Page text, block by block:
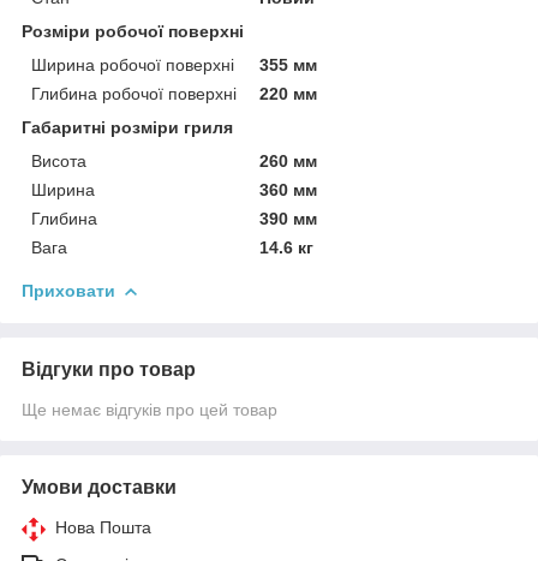
Розміри робочої поверхні
Ширина робочої поверхні
355 мм
Глибина робочої поверхні
220 мм
Габаритні розміри гриля
Висота
260 мм
Ширина
360 мм
Глибина
390 мм
Вага
14.6 кг
Приховати
Відгуки про товар
Ще немає відгуків про цей товар
Умови доставки
Нова Пошта